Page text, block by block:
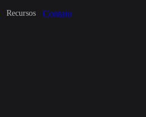
Recursos Contato